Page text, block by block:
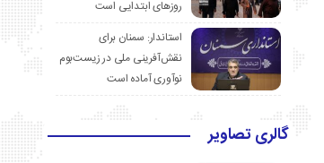
روزهای ابتدایی است
استاندار: سمنان برای
نقش‌آفرینی ملی در زیست‌بوم
نوآوری آماده است
گالری تصاویر